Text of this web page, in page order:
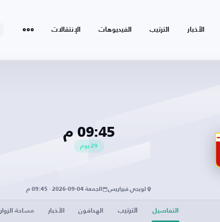
الأخبار الترتيب الفيديوهات الإنتقالات
09:45 م
29 يوم
لويجي فيراريس الجمعة 04-09-2026 · 09:45 م
التفاصيل الترتيب الهدافون الأخبار مساحة الزوار